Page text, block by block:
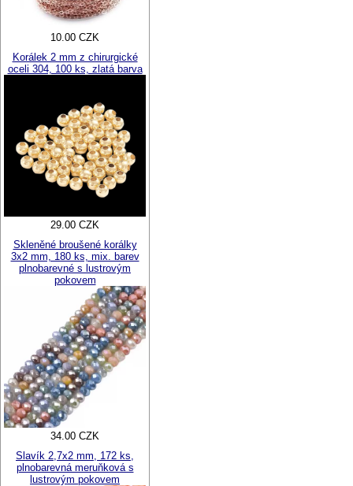
10.00 CZK
Korálek 2 mm z chirurgické
oceli 304, 100 ks, zlatá barva
29.00 CZK
Skleněné broušené korálky
3x2 mm, 180 ks, mix. barev
plnobarevné s lustrovým
pokovem
34.00 CZK
Slavík 2,7x2 mm, 172 ks,
plnobarevná meruňková s
lustrovým pokovem